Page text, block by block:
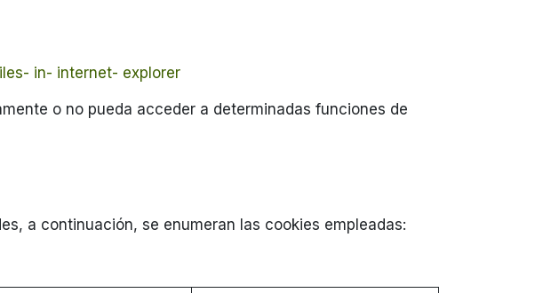
in- internet- explorer
o no pueda acceder a determinadas funciones de
a continuación, se enumeran las cookies empleadas: